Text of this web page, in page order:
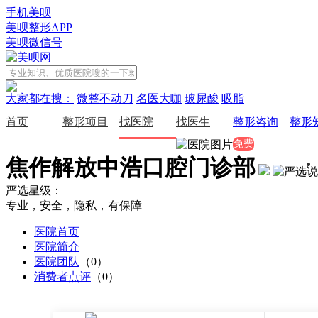
手机美呗
美呗整形APP
美呗微信号
大家都在搜： 微整不动刀 名医大咖 玻尿酸 吸脂
首页
整形项目 找医院 找医生 整形咨询
免费
整形
焦作解放中浩口腔门诊部
严选星级：
专业，安全，隐私，有保障
医院首页
医院简介
医院团队
（0）
消费者点评 （0）